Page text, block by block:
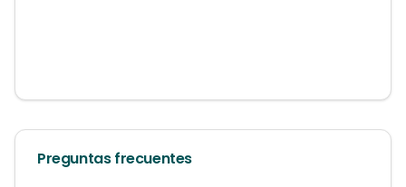
Preguntas frecuentes